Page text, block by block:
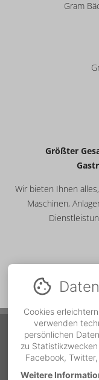
Gram
Größter
Wir bieten Ihnen
Maschinen,
Service Hotline
Während der Bürozeiten
MO - DO | 07:00 bis 12:00
Cookies
verwenden
persönlichen
zu
Facebook,
Weitere